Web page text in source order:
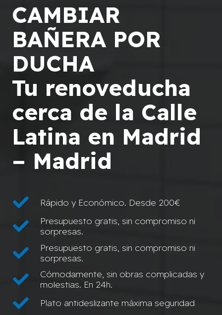
CAMBIAR
BAÑERA POR
DUCHA
Tu renoveducha
cerca de la Calle
Latina en Madrid
– Madrid
Rápido y Económico. Desde 200€
Presupuesto gratis, sin compromiso ni
sorpresas.
Presupuesto gratis, sin compromiso ni
sorpresas.
Cómodamente, sin obras complicadas y
molestias. En 24h.
Plato antideslizante máxima seguridad